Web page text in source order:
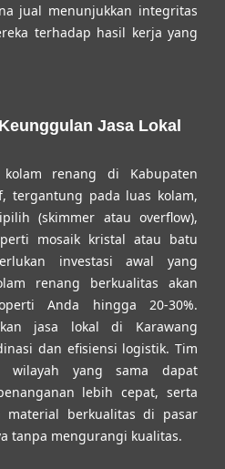
jual menunjukkan integritas
terhadap hasil kerja yang
Jasa Lokal
renang di Kabupaten
tergantung pada luas kolam,
(skimmer atau overflow),
mosaik kristal atau batu
investasi awal yang
renang berkualitas akan
Anda hingga 20-30%.
jasa lokal di Karawang
dan efisiensi logistik. Tim
yang sama dapat
lebih cepat, serta
material berkualitas di pasar
tanpa mengurangi kualitas.